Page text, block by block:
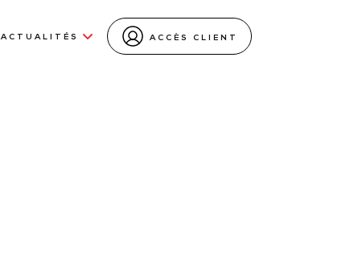
ACTUALITÉS ACCÈS CLIENT